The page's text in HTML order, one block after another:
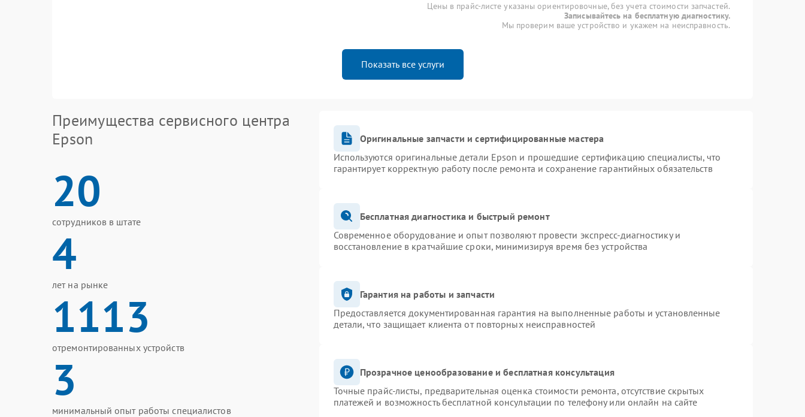
Цены в прайс-листе указаны ориентировочные, без учета стоимости запчастей.
Записывайтесь на бесплатную диагностику.
Мы проверим ваше устройство и укажем на неисправность.
Показать все услуги
Преимущества сервисного центра
Epson
20
сотрудников в штате
4
лет на рынке
1113
отремонтированных устройств
3
минимальный опыт работы специалистов
Оригинальные запчасти и сертифицированные мастера
Используются оригинальные детали Epson и прошедшие сертификацию специалисты, что
гарантирует корректную работу после ремонта и сохранение гарантийных обязательств
Бесплатная диагностика и быстрый ремонт
Современное оборудование и опыт позволяют провести экспресс-диагностику и
восстановление в кратчайшие сроки, минимизируя время без устройства
Гарантия на работы и запчасти
Предоставляется документированная гарантия на выполненные работы и установленные
детали, что защищает клиента от повторных неисправностей
Прозрачное ценообразование и бесплатная консультация
Точные прайс-листы, предварительная оценка стоимости ремонта, отсутствие скрытых
платежей и возможность бесплатной консультации по телефону или онлайн на сайте